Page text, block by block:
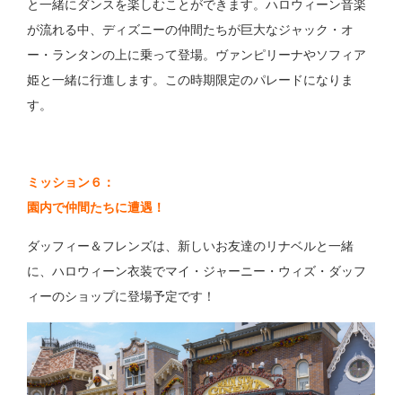
と一緒にダンスを楽しむことができます。ハロウィーン音楽
が流れる中、ディズニーの仲間たちが巨大なジャック・オ
ー・ランタンの上に乗って登場。ヴァンピリーナやソフィア
姫と一緒に行進します。この時期限定のパレードになりま
す。
ミッション６：
園内で仲間たちに遭遇！
ダッフィー＆フレンズは、新しいお友達のリナベルと一緒
に、ハロウィーン衣装でマイ・ジャーニー・ウィズ・ダッフ
ィーのショップに登場予定です！